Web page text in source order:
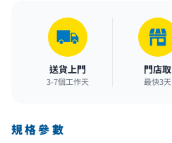
送貨上門
3-7個工作天
門店取
最快3天
規格參數